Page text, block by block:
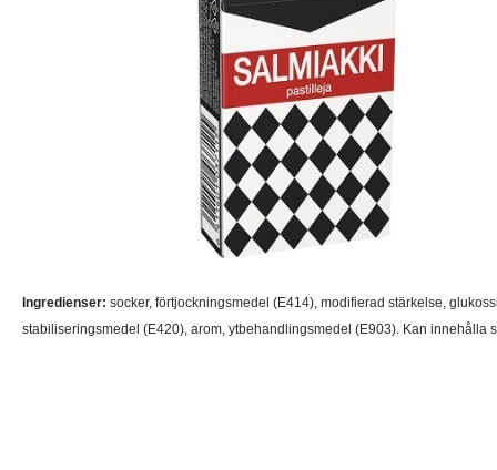
Ingredienser: socker, förtjockningsmedel (E414), modifierad stärkelse,
stabiliseringsmedel (E420), arom, ytbehandlingsmedel (E903). Kan innehålla